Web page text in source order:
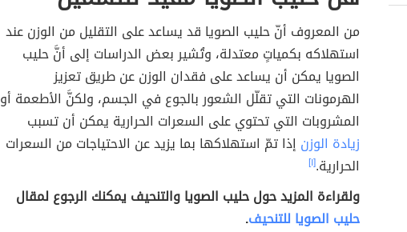
من المعروف أنّ حليب الصويا قد يساعد على التقليل من الوزن عند
استهلاكه بكمياتٍ معتدلة، وتُشير بعض الدراسات إلى أنَّ حليب
الصويا يمكن أن يساعد على فقدان الوزن عن طريق تعزيز
الهرمونات التي تقلّل الشعور بالجوع في الجسم، ولكنَّ الأطعمة أو
المشروبات التي تحتوي على السعرات الحرارية يمكن أن تسبب
زيادة الوزن إذا تمّ استهلاكها بما يزيد عن الاحتياجات من السعرات
الحرارية.[١]
ولقراءة المزيد حول حليب الصويا والتنحيف يمكنك الرجوع لمقال
حليب الصويا للتنحيف.